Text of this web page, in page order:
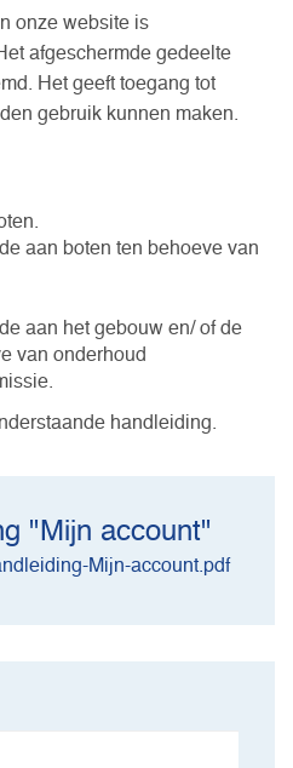
onze website is
afgeschermde gedeelte
Het geeft toegang tot
gebruik kunnen maken.
aan boten ten behoeve van
aan het gebouw en/ of de
van onderhoud
handleiding.
"Mijn account"
Mijn-account.pdf